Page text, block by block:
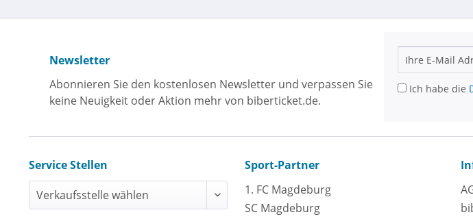
Newsletter
Abonnieren Sie den kostenlosen Newsletter und verpassen Sie
keine Neuigkeit oder Aktion mehr von biberticket.de.
Ich habe die
Service Stellen
Sport-Partner
1. FC Magdeburg
SC Magdeburg